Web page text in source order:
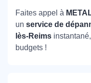
Faites appel à
un service de
lès-Reims
budgets !